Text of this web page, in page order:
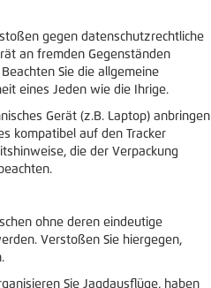
gegen datenschutzrechtliche
an fremden Gegenständen
Sie die allgemeine
eines Jeden wie die Ihrige.
Gerät (z.B. Laptop) anbringen
kompatibel auf den Tracker
die der Verpackung
ohne deren eindeutige
Verstoßen Sie hiergegen,
Sie Jagdausflüge, haben